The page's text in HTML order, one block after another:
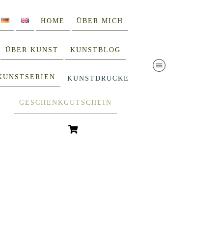
HOME ÜBER MICH
ÜBER KUNST KUNSTBLOG
KUNSTDRUCKE
GESCHENKGUTSCHEIN